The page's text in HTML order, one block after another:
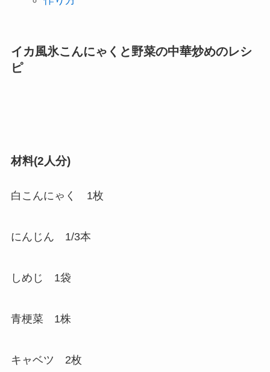
イカ風氷こんにゃくと野菜の中華炒めのレシ
ピ
材料(2人分)
白こんにゃく 1枚
にんじん 1/3本
しめじ 1袋
青梗菜 1株
キャベツ 2枚